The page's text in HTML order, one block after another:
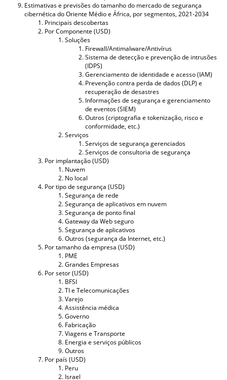
Estimativas e previsões do tamanho do mercado de segurança
cibernética do Oriente Médio e África, por segmentos, 2021-2034
Principais descobertas
Por Componente (USD)
Soluções
Firewall/Antimalware/Antivírus
Sistema de detecção e prevenção de intrusões
(IDPS)
Gerenciamento de identidade e acesso (IAM)
Prevenção contra perda de dados (DLP) e
recuperação de desastres
Informações de segurança e gerenciamento
de eventos (SIEM)
Outros (criptografia e tokenização, risco e
conformidade, etc.)
Serviços
Serviços de segurança gerenciados
Serviços de consultoria de segurança
Por implantação (USD)
Nuvem
No local
Por tipo de segurança (USD)
Segurança de rede
Segurança de aplicativos em nuvem
Segurança de ponto final
Gateway da Web seguro
Segurança de aplicativos
Outros (segurança da Internet, etc.)
Por tamanho da empresa (USD)
PME
Grandes Empresas
Por setor (USD)
BFSI
TI e Telecomunicações
Varejo
Assistência médica
Governo
Fabricação
Viagens e Transporte
Energia e serviços públicos
Outros
Por país (USD)
Peru
Israel